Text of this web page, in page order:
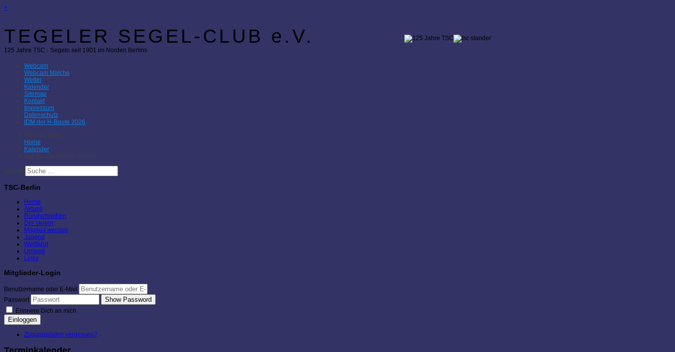
×
TEGELER SEGEL-CLUB e.V.
125 Jahre TSC - Segeln seit 1901 im Norden Berlins
Webcam
Webcam Malche
Wetter
Kalender
Sitemap
Kontakt
Impressum
Datenschutz
IDM der H-Boote 2026
Aktuelle Seite:
Home
Kalender
Tag der Deutschen Einheit
Suchen
TSC-Berlin
Home
Aktuell
Rundschreiben
Der Verein
Mitglied werden
Jugend
Wettfahrt
Umwelt
Links
Mitglieder-Login
Benutzername oder E-Mail
Passwort
Show Password
Erinnere Dich an mich
Einloggen
Zugangsdaten vergessen?